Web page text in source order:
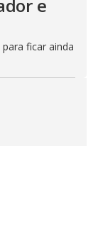
e
ficar ainda